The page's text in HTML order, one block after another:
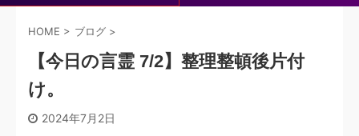
HOME > ブログ >
【今日の言霊 7/2】整理整頓後片付
け。
2024年7月2日